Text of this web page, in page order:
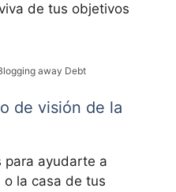
de tus objetivos
away Debt
de visión de la
para ayudarte a
o la casa de tus